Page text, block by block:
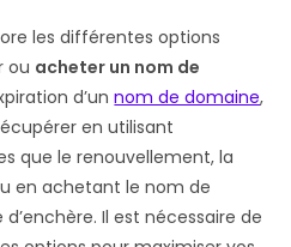
les différentes options
ou acheter un nom de
d’unnom de domaine,
en utilisant
que le renouvellement, la
en achetant le nom de
Il est nécessaire de